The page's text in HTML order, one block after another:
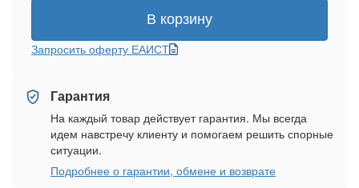
В корзину
Запросить оферту ЕАИСТ
Гарантия
На каждый товар действует гарантия. Мы всегда
идем навстречу клиенту и помогаем решить спорные
ситуации.
Подробнее о гарантии, обмене и возврате